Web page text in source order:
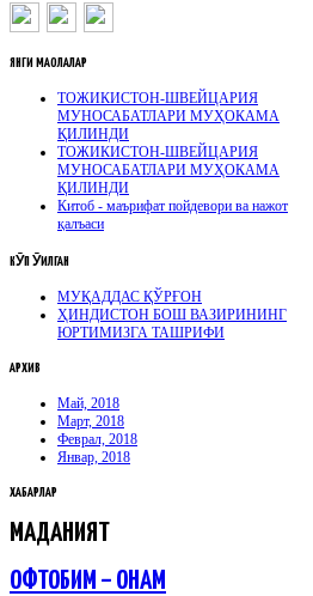
ЯНГИ МАҚОЛАЛАР
ТОЖИКИСТОН-ШВЕЙЦАРИЯ
МУНОСАБАТЛАРИ МУҲОКАМА
ҚИЛИНДИ
ТОЖИКИСТОН-ШВЕЙЦАРИЯ
МУНОСАБАТЛАРИ МУҲОКАМА
ҚИЛИНДИ
Китоб - маърифат пойдевори ва нажот
қалъаси
КӮП ӮҚИЛГАН
МУҚАДДАС ҚЎРҒОН
ҲИНДИСТОН БОШ ВАЗИРИНИНГ
ЮРТИМИЗГА ТАШРИФИ
АРХИВ
Май, 2018
Март, 2018
Феврал, 2018
Январ, 2018
ХАБАРЛАР
МАДАНИЯТ
ОФТОБИМ – ОНАМ